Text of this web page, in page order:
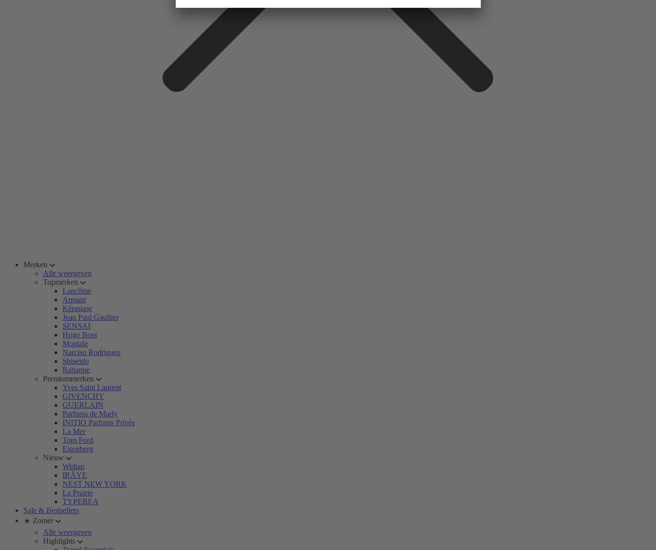
Merken
Alle weergeven
Topmerken
Lancôme
Armani
Kérastase
Jean Paul Gaultier
SENSAI
Hugo Boss
Montale
Narciso Rodriguez
Shiseido
Rabanne
Premiummerken
Yves Saint Laurent
GIVENCHY
GUERLAIN
Parfums de Marly
INITIO Parfums Privés
La Mer
Tom Ford
Eisenberg
Nieuw
Widian
IRÄYE
NEST NEW YORK
La Prairie
TYPEBEA
Sale & Bestsellers
☀️ Zomer
Alle weergeven
Highlights